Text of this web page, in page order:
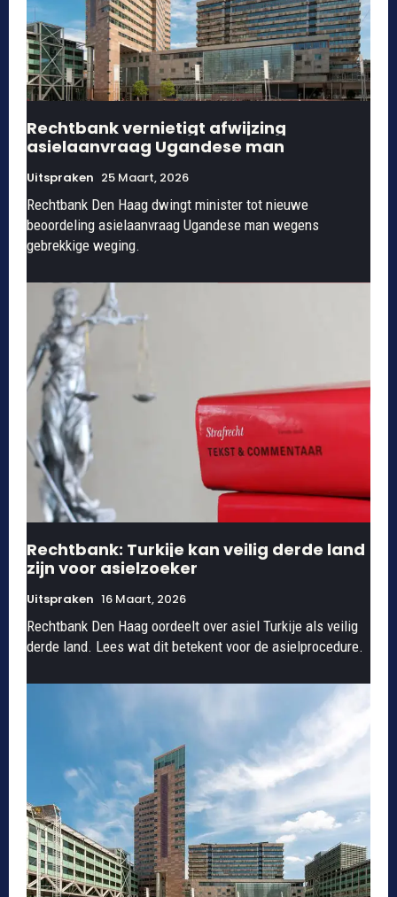
Rechtbank vernietigt afwijzing
asielaanvraag Ugandese man
Uitspraken 25 Maart, 2026
Rechtbank Den Haag dwingt minister tot nieuwe
beoordeling asielaanvraag Ugandese man wegens
gebrekkige weging.
Rechtbank: Turkije kan veilig derde land
zijn voor asielzoeker
Uitspraken 16 Maart, 2026
Rechtbank Den Haag oordeelt over asiel Turkije als veilig
derde land. Lees wat dit betekent voor de asielprocedure.